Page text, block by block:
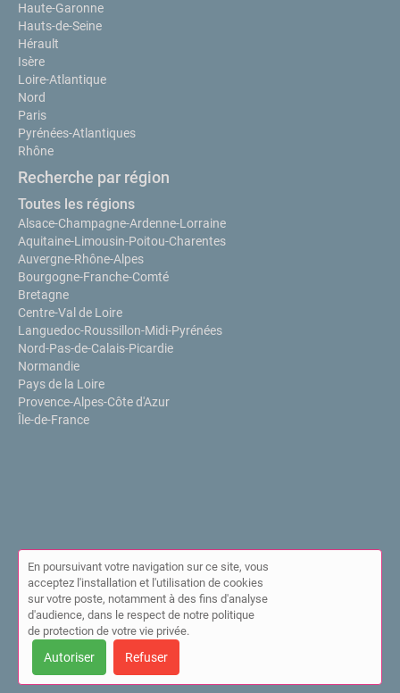
Haute-Garonne
Hauts-de-Seine
Hérault
Isère
Loire-Atlantique
Nord
Paris
Pyrénées-Atlantiques
Rhône
Recherche par région
Toutes les régions
Alsace-Champagne-Ardenne-Lorraine
Aquitaine-Limousin-Poitou-Charentes
Auvergne-Rhône-Alpes
Bourgogne-Franche-Comté
Bretagne
Centre-Val de Loire
Languedoc-Roussillon-Midi-Pyrénées
Nord-Pas-de-Calais-Picardie
Normandie
Pays de la Loire
Provence-Alpes-Côte d'Azur
Île-de-France
© Annuaire de l'IPPP 2026 |Plan du site|Mon compte
Mentions légales|Cookies
Cet annuaire a été créé avec ❤ par
En poursuivant votre navigation sur ce site, vous
acceptez l'installation et l'utilisation de cookies
sur votre poste, notamment à des fins d'analyse
d'audience, dans le respect de notre politique
de protection de votre vie privée.
Autoriser Refuser